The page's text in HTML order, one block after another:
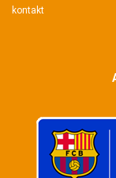
kontakt